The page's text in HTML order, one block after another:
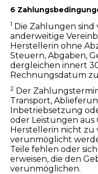
6
1 Die Zahlungen
anderweitige
Herstellerin ohne
Steuern, Abgaben,
dergleichen innert
Rechnungsdatum
2 Der
Transport,
Inbetriebsetzung
oder Leistungen aus
Herstellerin nicht
verunmöglicht
Teile fehlen oder
erweisen, die den
verunmöglichen.